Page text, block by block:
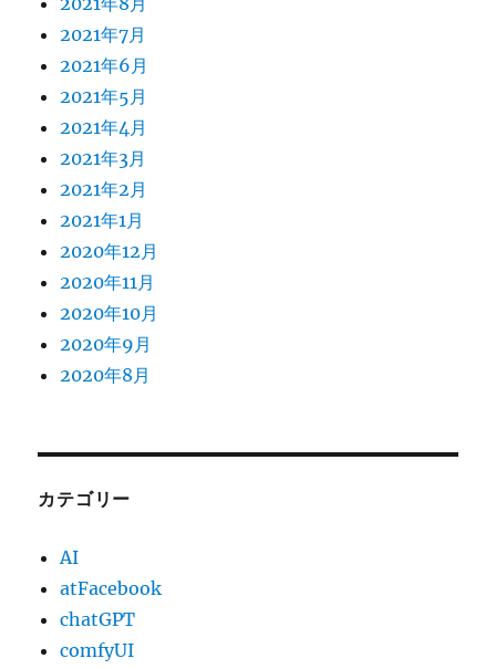
2021年7月
2021年6月
2021年5月
2021年4月
2021年3月
2021年2月
2021年1月
2020年12月
2020年11月
2020年10月
2020年9月
2020年8月
カテゴリー
AI
atFacebook
chatGPT
comfyUI